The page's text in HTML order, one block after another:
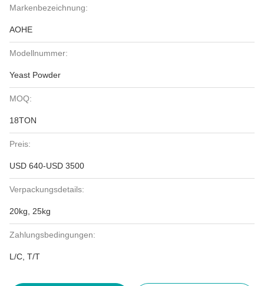
Markenbezeichnung:
AOHE
Modellnummer:
Yeast Powder
MOQ:
18TON
Preis:
USD 640-USD 3500
Verpackungsdetails:
20kg, 25kg
Zahlungsbedingungen:
L/C, T/T